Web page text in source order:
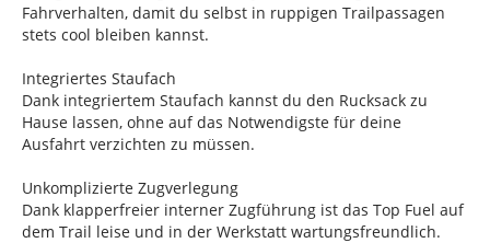
Fahrverhalten, damit du selbst in ruppigen Trailpassagen
stets cool bleiben kannst.
Integriertes Staufach
Dank integriertem Staufach kannst du den Rucksack zu
Hause lassen, ohne auf das Notwendigste für deine
Ausfahrt verzichten zu müssen.
Unkomplizierte Zugverlegung
Dank klapperfreier interner Zugführung ist das Top Fuel auf
dem Trail leise und in der Werkstatt wartungsfreundlich.